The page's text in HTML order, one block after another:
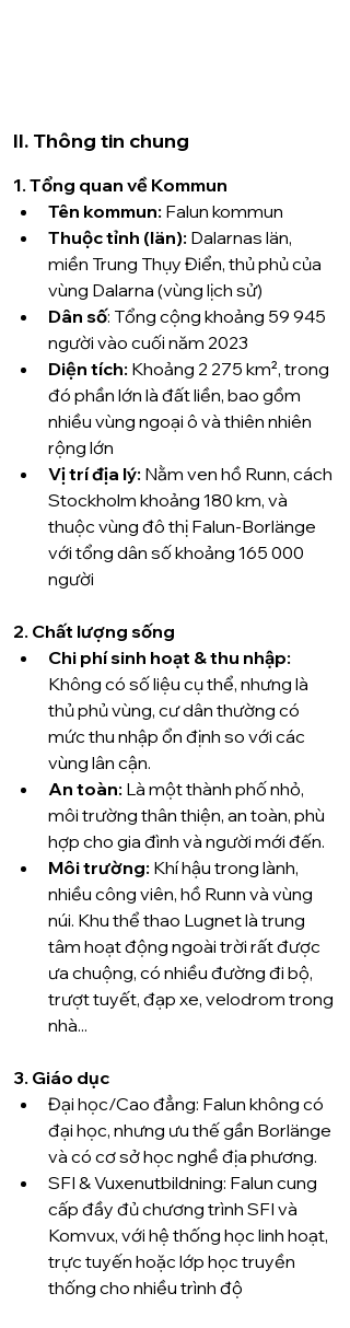
II. Thông tin chung
1. Tổng quan về Kommun
Tên kommun: Falun kommun
Thuộc tỉnh (län): Dalarnas län,
miền Trung Thụy Điển, thủ phủ của
vùng Dalarna (vùng lịch sử)
Dân số: Tổng cộng khoảng 59 945
người vào cuối năm 2023
Diện tích: Khoảng 2 275 km², trong
đó phần lớn là đất liền, bao gồm
nhiều vùng ngoại ô và thiên nhiên
rộng lớn
Vị trí địa lý: Nằm ven hồ Runn, cách
Stockholm khoảng 180 km, và
thuộc vùng đô thị Falun-Borlänge
với tổng dân số khoảng 165 000
người
2. Chất lượng sống
Chi phí sinh hoạt & thu nhập:
Không có số liệu cụ thể, nhưng là
thủ phủ vùng, cư dân thường có
mức thu nhập ổn định so với các
vùng lân cận.
An toàn: Là một thành phố nhỏ,
môi trường thân thiện, an toàn, phù
hợp cho gia đình và người mới đến.
Môi trường: Khí hậu trong lành,
nhiều công viên, hồ Runn và vùng
núi. Khu thể thao Lugnet là trung
tâm hoạt động ngoài trời rất được
ưa chuộng, có nhiều đường đi bộ,
trượt tuyết, đạp xe, velodrom trong
nhà...
3. Giáo dục
Đại học/Cao đẳng: Falun không có
đại học, nhưng ưu thế gần Borlänge
và có cơ sở học nghề địa phương.
SFI & Vuxenutbildning: Falun cung
cấp đầy đủ chương trình SFI và
Komvux, với hệ thống học linh hoạt,
trực tuyến hoặc lớp học truyền
thống cho nhiều trình độ